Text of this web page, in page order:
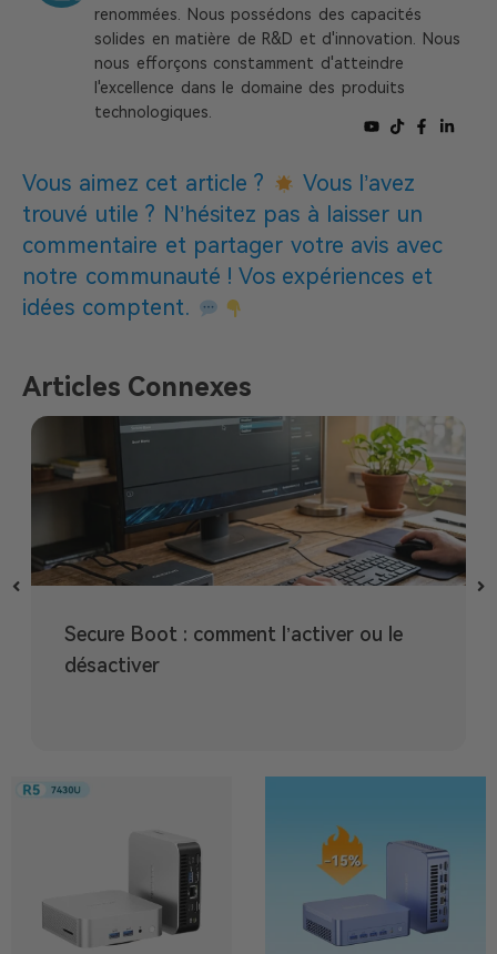
renommées. Nous possédons des capacités
solides en matière de R&D et d'innovation. Nous
nous efforçons constamment d'atteindre
l'excellence dans le domaine des produits
technologiques.
Vous aimez cet article ?
Vous l’avez
trouvé utile ? N’hésitez pas à laisser un
commentaire et partager votre avis avec
notre communauté ! Vos expériences et
idées comptent.
Articles Connexes
Secure Boot : comment l’activer ou le
désactiver